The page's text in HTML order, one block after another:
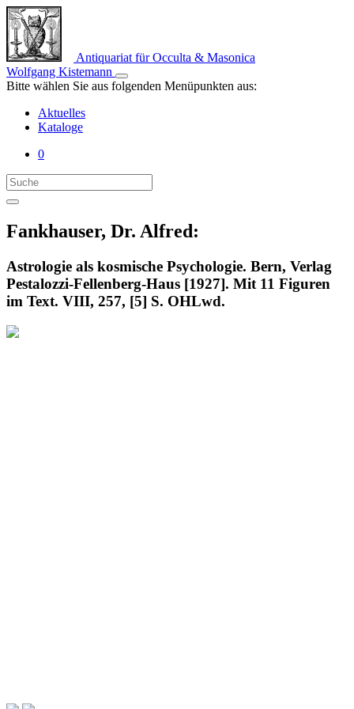
Antiquariat für Occulta & Masonica
Wolfgang Kistemann
Bitte wählen Sie aus folgenden Menüpunkten aus:
Aktuelles
Kataloge
0
Fankhauser, Dr. Alfred:
Astrologie als kosmische Psychologie. Bern, Verlag
Pestalozzi-Fellenberg-Haus [1927]. Mit 11 Figuren
im Text. VIII, 257, [5] S. OHLwd.